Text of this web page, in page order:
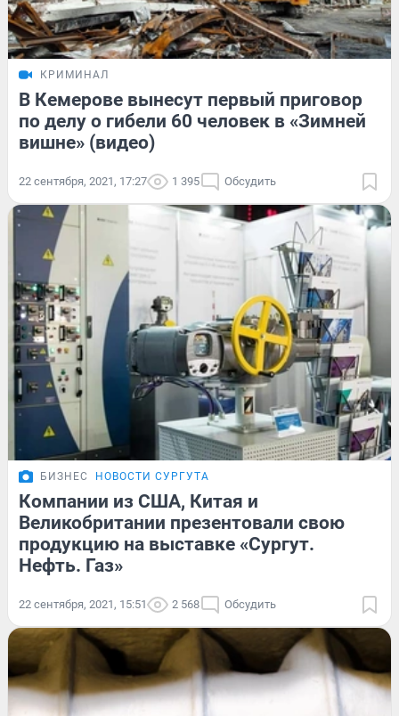
КРИМИНАЛ
В Кемерове вынесут первый приговор
по делу о гибели 60 человек в «Зимней
вишне» (видео)
22 сентября, 2021, 17:27 1 395 Обсудить
БИЗНЕС НОВОСТИ СУРГУТА
Компании из США, Китая и
Великобритании презентовали свою
продукцию на выставке «Сургут.
Нефть. Газ»
22 сентября, 2021, 15:51 2 568 Обсудить